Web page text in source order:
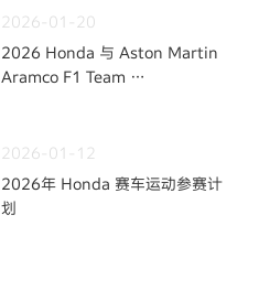
2026-01-20
2026 Honda 与 Aston Martin
Aramco F1 Team
2026-01-12
2026年 Honda 赛车运动参赛计
划